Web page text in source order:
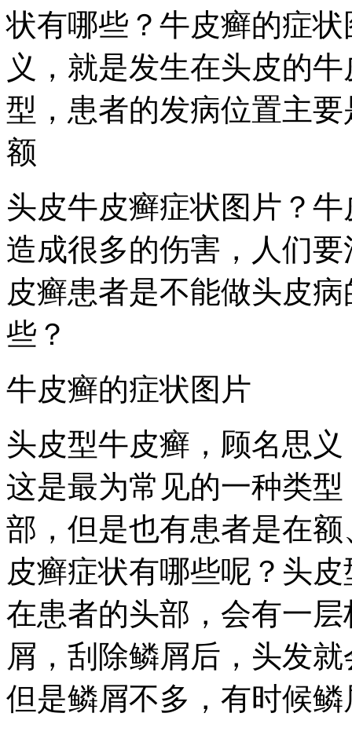
状有哪些？牛皮癣的症
义，就是发生在头皮的
型，患者的发病位置主
额
头皮牛皮癣症状图片？
造成很多的伤害，人们
皮癣患者是不能做头皮
些？
牛皮癣的症状图片
头皮型牛皮癣，顾名思
这是最为常见的一种类
部，但是也有患者是在
皮癣症状有哪些呢？头
在患者的头部，会有一
屑，刮除鳞屑后，头发
但是鳞屑不多，有时候